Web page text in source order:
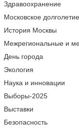
Здравоохранение
Московское долголетие
История Москвы
Межрегиональные и
День города
Экология
Наука и инновации
Выборы-2025
Выставки
Безопасность